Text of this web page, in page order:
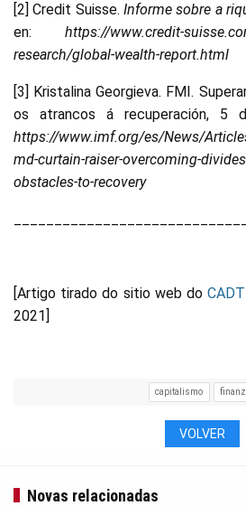
[2] Credit Suisse. Informe sobre a
en: https://www.credit-
research/global-wealth-report.html
[3] Kristalina Georgieva. FMI.
os atrancos á recuperación, 5
https://www.imf.org/es/News/
md-curtain-raiser-overcoming-
obstacles-to-recovery
[Artigo tirado do sitio web do
2021]
capitalismo
VOLVER
Novas relacionadas